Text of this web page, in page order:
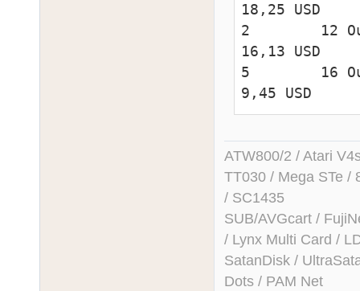
18,25 USD
2        12
16,13 USD
5        16
9,45 USD
ATW800/2 / Atari
TT030 / Mega STe /
/ SC1435
SUB/AVGcart /
/ Lynx Multi Card /
SatanDisk /
Dots / PAM Net